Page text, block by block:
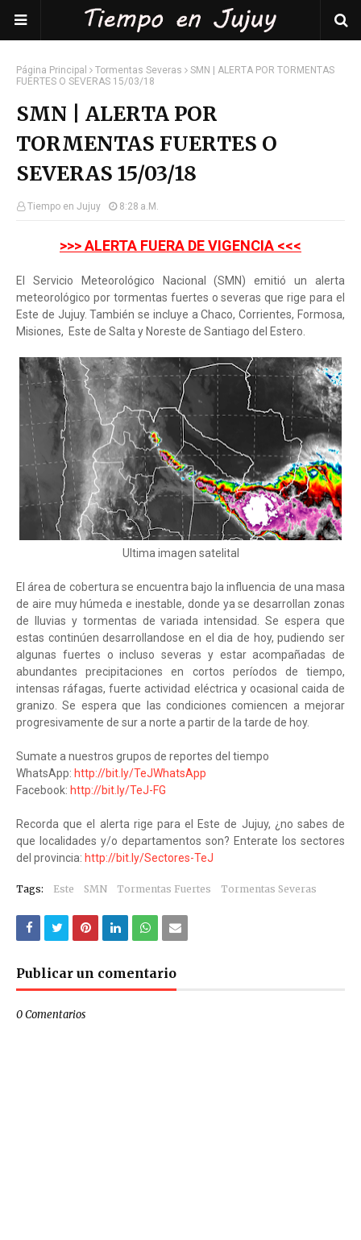
Página Principal Tormentas Severas
SMN | ALERTA POR TORMENTAS
FUERTES O SEVERAS 15/03/18
SMN | ALERTA POR
TORMENTAS FUERTES O
SEVERAS 15/03/18
Tiempo en Jujuy 8:28 A.m.
>>> ALERTA FUERA DE VIGENCIA <<<
El Servicio Meteorológico Nacional (SMN) emitió un alerta
meteorológico por tormentas fuertes o severas que rige para el
Este de Jujuy. También se incluye a Chaco, Corrientes, Formosa,
Misiones, Este de Salta y Noreste de Santiago del Estero.
Ultima imagen satelital
El área de cobertura se encuentra bajo la influencia de una masa
de aire muy húmeda e inestable, donde ya se desarrollan zonas
de lluvias y tormentas de variada intensidad. Se espera que
estas continúen desarrollandose en el dia de hoy, pudiendo ser
algunas fuertes o incluso severas y estar acompañadas de
abundantes precipitaciones en cortos períodos de tiempo,
intensas ráfagas, fuerte actividad eléctrica y ocasional caida de
granizo. Se espera que las condiciones comiencen a mejorar
progresivamente de sur a norte a partir de la tarde de hoy.
Sumate a nuestros grupos de reportes del tiempo
WhatsApp: http://bit.ly/TeJWhatsApp
Facebook: http://bit.ly/TeJ-FG
Recorda que el alerta rige para el Este de Jujuy, ¿no sabes de
que localidades y/o departamentos son? Enterate los sectores
del provincia: http://bit.ly/Sectores-TeJ
Tags: Este SMN Tormentas Fuertes Tormentas Severas
Publicar un comentario
0 Comentarios